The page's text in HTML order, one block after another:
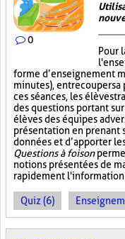
0
Pour
forme d’enseignement
minutes), entrecouper
ces séances, les élèves
des questions portant
élèves des équipes
présentation en prenant
données et d’apporter
Questions à foison
notions présentées de
rapidement
Quiz (6)